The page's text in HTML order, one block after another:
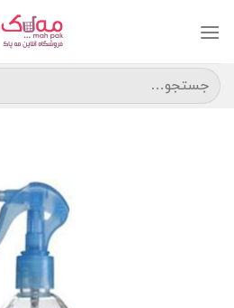
جستجو
برای: